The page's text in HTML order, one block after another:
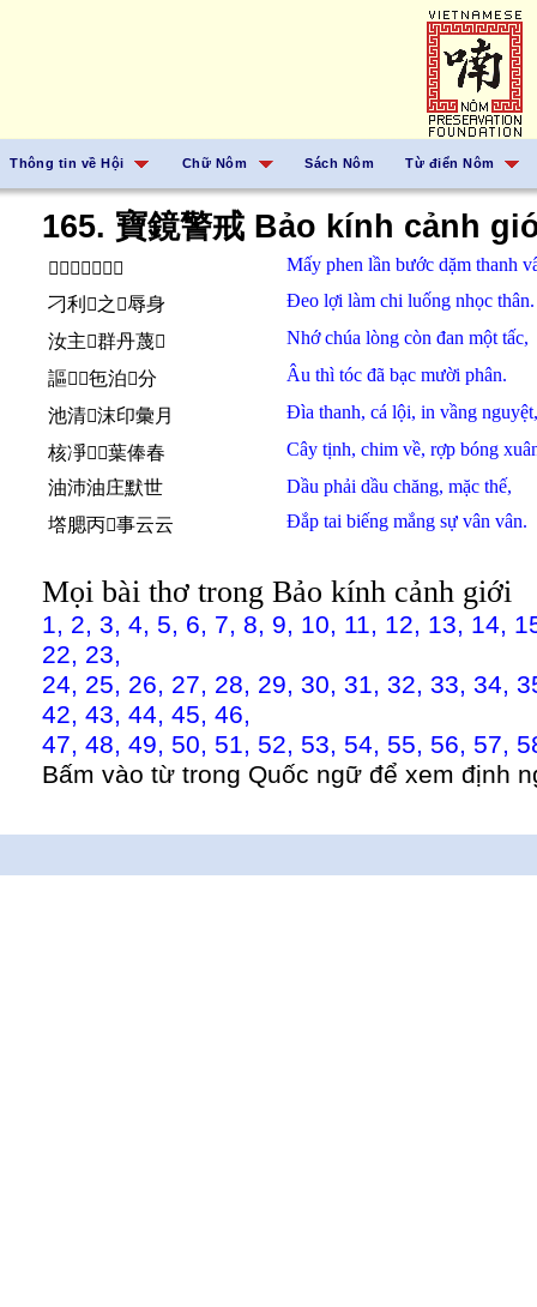
Thông tin về Hội Chữ Nôm Sách Nôm Từ điển Nôm
165. 寶鏡警戒 Bảo kính cảnh
𠇍畨吝𨀈琰青雲 Mấy phen lần bước dặm thanh
刁利𬈋之𨻫辱身
Đeo lợi làm chi luống nhọc thân.
汝主𢚸群丹蔑𡬷
Nhớchúa lòng còn đan một tấc,
謳𪰛𩯀㐌泊𱑕分
Âu thì tóc đã bạc mười phân.
池清𩵜沫印彙月
Đìa thanh, cá lội, in vầng nguyệt,
核凈𪀄𧗱葉俸春
Cây tịnh, chim về, rợp bóng
油沛油庄默世
Dầu phải dầu chăng, mặc thế,
㙮腮丙󰪾事云云
Đắp tai biếng mắng sự vân vân.
Mọi bài thơ trong Bảo kính cảnh giới
1, 2, 3, 4, 5, 6, 7, 8, 9, 10, 11, 12, 13, 14,
22, 23,
24, 25, 26, 27, 28, 29, 30, 31, 32, 33, 34,
42, 43, 44, 45, 46,
47, 48, 49, 50, 51, 52, 53, 54, 55, 56, 57,
Bấm vào từ trong Quốc ngữ để xem định